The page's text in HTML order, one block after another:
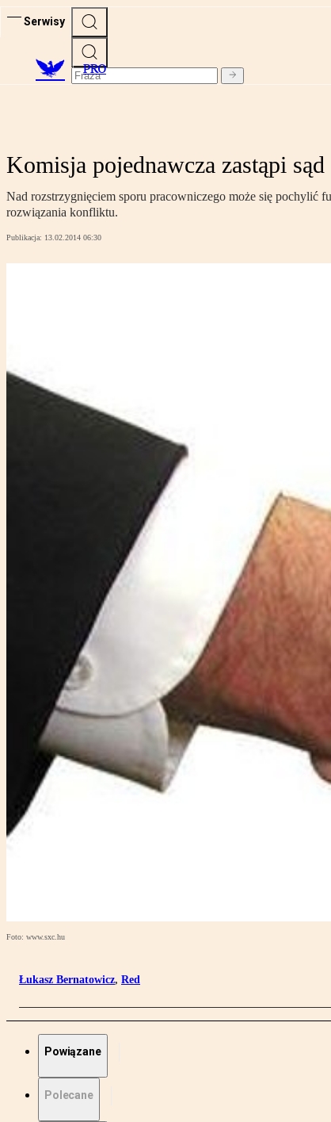
Serwisy
PRO
Komisja pojednawcza zastąpi sąd
Nad rozstrzygnięciem sporu pracowniczego może się pochylić
rozwiązania konfliktu.
Publikacja: 13.02.2014 06:30
Foto: www.sxc.hu
Łukasz Bernatowicz, Red
Powiązane
Polecane